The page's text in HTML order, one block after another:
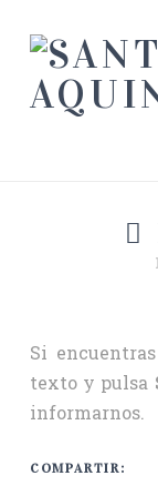
Si
texto y pulsa
informarnos.
COMPARTIR: